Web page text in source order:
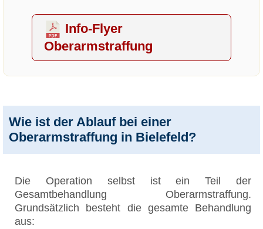
Info-Flyer
Oberarmstraffung
Wie ist der Ablauf bei einer
Oberarmstraffung in Bielefeld?
Die Operation selbst ist ein Teil der
Gesamtbehandlung Oberarmstraffung.
Grundsätzlich besteht die gesamte Behandlung
aus: